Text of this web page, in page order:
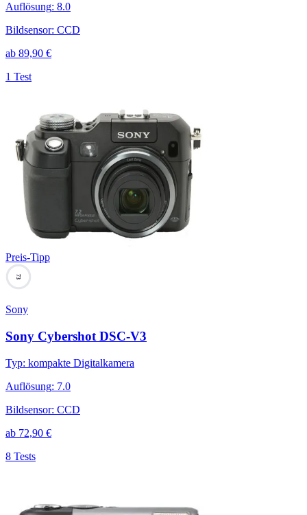
Auflösung: 8.0
Bildsensor: CCD
ab 89,90 €
1 Test
Preis-Tipp
73
Sony
Sony Cybershot DSC-V3
Typ: kompakte Digitalkamera
Auflösung: 7.0
Bildsensor: CCD
ab 72,90 €
8 Tests